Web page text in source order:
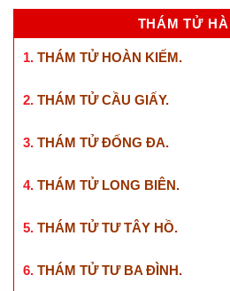
THÁM TỬ
1. THÁM TỬ HOÀN KIẾM.
2. THÁM TỬ CẦU GIẤY.
3. THÁM TỬ ĐỐNG ĐA.
4. THÁM TỬ LONG BIÊN.
5. THÁM TỬ TƯ TÂY HỒ.
6. THÁM TỬ TƯ BA ĐÌNH.